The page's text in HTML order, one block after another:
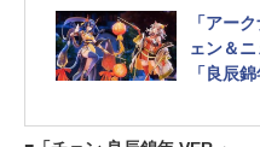
「アー
ェン＆
「良辰